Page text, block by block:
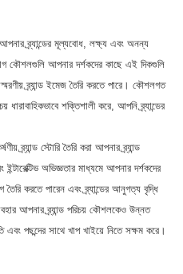
ব্র্যান্ডের মূল্যবোধ, লক্ষ্য এবং অনন্য
কৌশলগুলি আপনার দর্শকদের কাছে এই দিকগুলি
ব্র্যান্ড ইমেজ তৈরি করতে পারে। কৌশলগত
ধারাবাহিকভাবে শক্তিশালী করে, আপনি ব্র্যান্ডের
ব্র্যান্ড স্টোরি তৈরি করা আপনার ব্র্যান্ড
অভিজ্ঞতার মাধ্যমে আপনার দর্শকদের
করতে পারেন এবং ব্র্যান্ডের আনুগত্য বৃদ্ধি
আপনার ব্র্যান্ড পরিচয় কৌশলকেও উন্নত
এবং পছন্দের সাথে খাপ খাইয়ে নিতে সক্ষম করে।